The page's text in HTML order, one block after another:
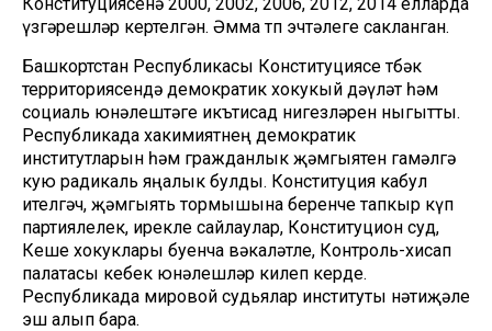
үзгәрешләр кертелгән. Әмма төп эчтәлеге сакланган.
Башкортстан Республикасы Конституциясе төбәк
территориясендә демократик хокукый дәүләт һәм
социаль юнәлештәге икътисад нигезләрен ныгытты.
Республикада хакимиятнең демократик
институтларын һәм гражданлык җәмгыятен гамәлгә
кую радикаль яңалык булды. Конституция кабул
ителгәч, җәмгыять тормышына беренче тапкыр күп
партиялелек, ирекле сайлаулар, Конституцион суд,
Кеше хокуклары буенча вәкаләтле, Контроль-хисап
палатасы кебек юнәлешләр килеп керде.
Республикада мировой судьялар институты нәтиҗәле
эш алып бара.